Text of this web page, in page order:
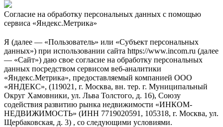
Согласие на обработку персональных данных с помощью
сервиса «Яндекс.Метрика»
Я (далее — «Пользователь» или «Субъект персональных
данных») при использовании сайта https://www.incom.ru (далее
— «Сайт») даю свое согласие на обработку персональных
данных посредством сервисом веб-аналитики
«Яндекс.Метрика», предоставляемый компанией ООО
«ЯНДЕКС», (119021, г. Москва, вн. тер. г. Муниципальный
Округ Хамовники, ул. Льва Толстого, д. 16), Союзу
содействия развитию рынка недвижимости «ИНКОМ-
НЕДВИЖИМОСТЬ» (ИНН 7719020591, 105318, г. Москва, ул.
Щербаковская, д. 3) , со следующими условиями.